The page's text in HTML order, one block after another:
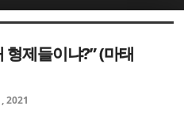
형제들이냐?” (마태
2021
치북5
치북5